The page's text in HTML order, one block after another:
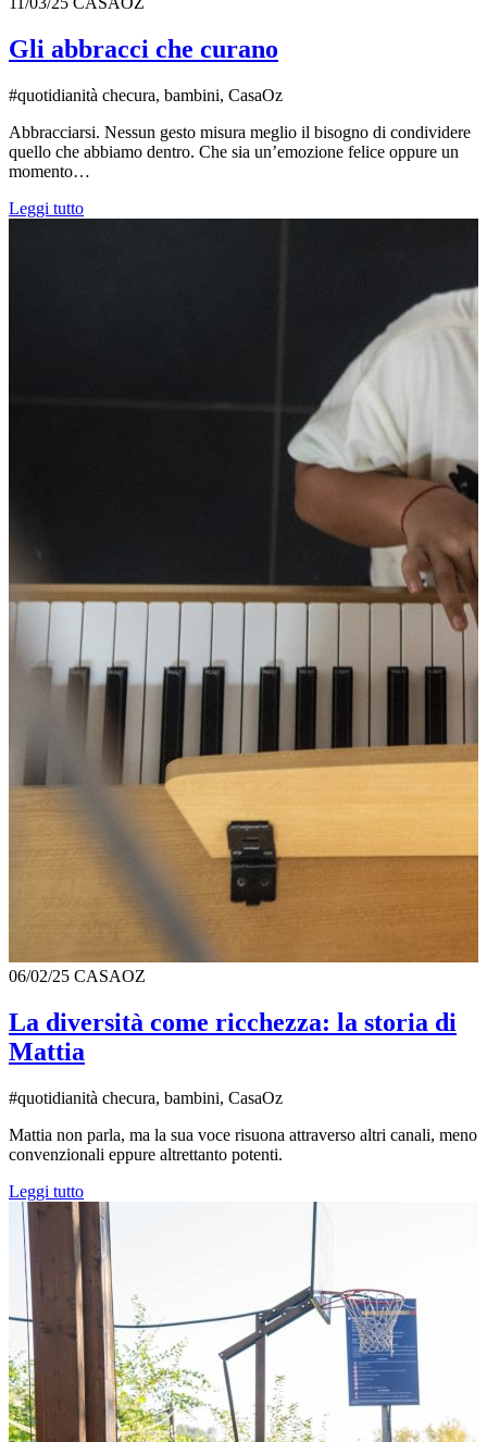
Gli abbracci che curano
#quotidianità checura, bambini, CasaOz
Abbracciarsi. Nessun gesto misura meglio il bisogno di condividere
quello che abbiamo dentro. Che sia un’emozione felice oppure un
momento…
Leggi tutto
06/02/25 CASAOZ
La diversità come ricchezza: la storia di
Mattia
#quotidianità checura, bambini, CasaOz
Mattia non parla, ma la sua voce risuona attraverso altri canali, meno
convenzionali eppure altrettanto potenti.
Leggi tutto